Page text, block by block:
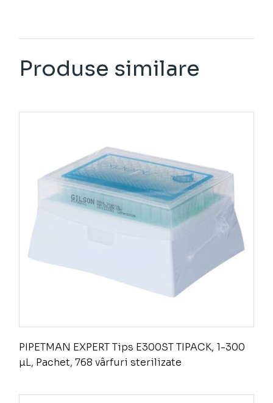
Produse similare
PIPETMAN EXPERT Tips E300ST TIPACK, 1-300
µL, Pachet, 768 vârfuri sterilizate